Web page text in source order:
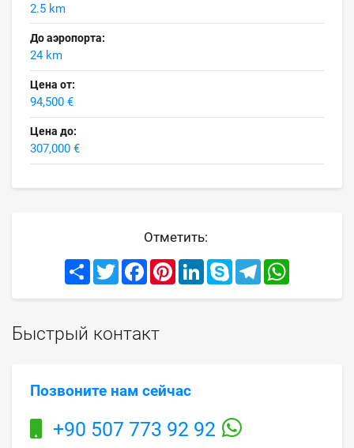
2.5 km
До аэропорта:
24 km
Цена от:
94,500 €
Цена до:
307,000 €
Отметить:
Share TwitterFacebookPinterestLinkedInSkype Telegram
Быстрый контакт
Позвоните нам сейчас
+90 507 773 92 92